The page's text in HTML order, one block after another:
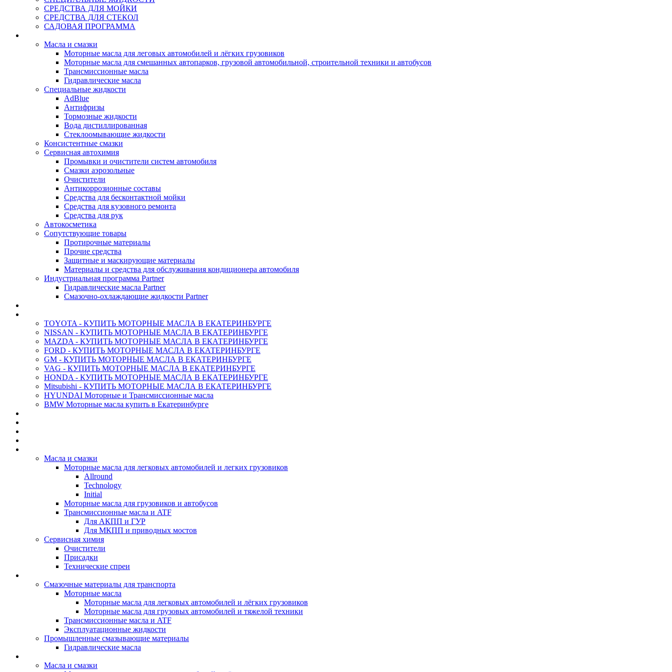
СРЕДСТВА ДЛЯ МОЙКИ
СРЕДСТВА ДЛЯ СТЕКОЛ
САДОВАЯ ПРОГРАММА
Масла и смазки
Моторные масла для леговых автомобилей и лёгких грузовиков
Моторные масла для смешанных автопарков, грузовой автомобильной, строительной техники и автобусов
Трансмиссионные масла
Гидравлические масла
Специальные жидкости
AdBlue
Антифризы
Тормозные жидкости
Вода дистиллированная
Стеклоомывающие жидкости
Консистентные смазки
Сервисная автохимия
Промывки и очистители систем автомобиля
Смазки аэрозольные
Очистители
Антикоррозионные составы
Средства для бесконтактной мойки
Средства для кузовного ремонта
Средства для рук
Автокосметика
Сопутствующие товары
Протирочные материалы
Прочие средства
Защитные и маскирующие материалы
Материалы и средства для обслуживания кондиционера автомобиля
Индустриальная программа Partner
Гидравлические масла Partner
Смазочно-охлаждающие жидкости Partner
TOYOTA - КУПИТЬ МОТОРНЫЕ МАСЛА В ЕКАТЕРИНБУРГЕ
NISSAN - КУПИТЬ МОТОРНЫЕ МАСЛА В ЕКАТЕРИНБУРГЕ
MAZDA - КУПИТЬ МОТОРНЫЕ МАСЛА В ЕКАТЕРИНБУРГЕ
FORD - КУПИТЬ МОТОРНЫЕ МАСЛА В ЕКАТЕРИНБУРГЕ
GM - КУПИТЬ МОТОРНЫЕ МАСЛА В ЕКАТЕРИНБУРГЕ
VAG - КУПИТЬ МОТОРНЫЕ МАСЛА В ЕКАТЕРИНБУРГЕ
HONDA - КУПИТЬ МОТОРНЫЕ МАСЛА В ЕКАТЕРИНБУРГЕ
Mitsubishi - КУПИТЬ МОТОРНЫЕ МАСЛА В ЕКАТЕРИНБУРГЕ
HYUNDAI Моторные и Трансмиссионные масла
BMW Моторные масла купить в Екатеринбурге
Масла и смазки
Моторные масла для легковых автомобилей и легких грузовиков
Allround
Technology
Initial
Моторные масла для грузовиков и автобусов
Трансмиссионные масла и ATF
Для АКПП и ГУР
Для МКПП и приводных мостов
Сервисная химия
Очистители
Присадки
Технические спреи
Смазочные материалы для транспорта
Моторные масла
Моторные масла для легковых автомобилей и лёгких грузовиков
Моторные масла для грузовых автомобилей и тяжелой техники
Трансмиссионные масла и ATF
Эксплуатационные жидкости
Промышленные смазывающие материалы
Гидравлические масла
Масла и смазки